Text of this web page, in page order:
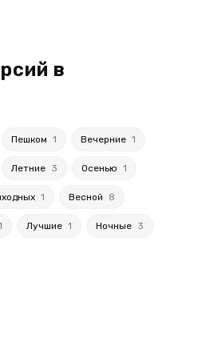
в
Пешком 1 Вечерние 1
Летние 3 Осенью 1
1 Весной 8
Лучшие 1 Ночные 3